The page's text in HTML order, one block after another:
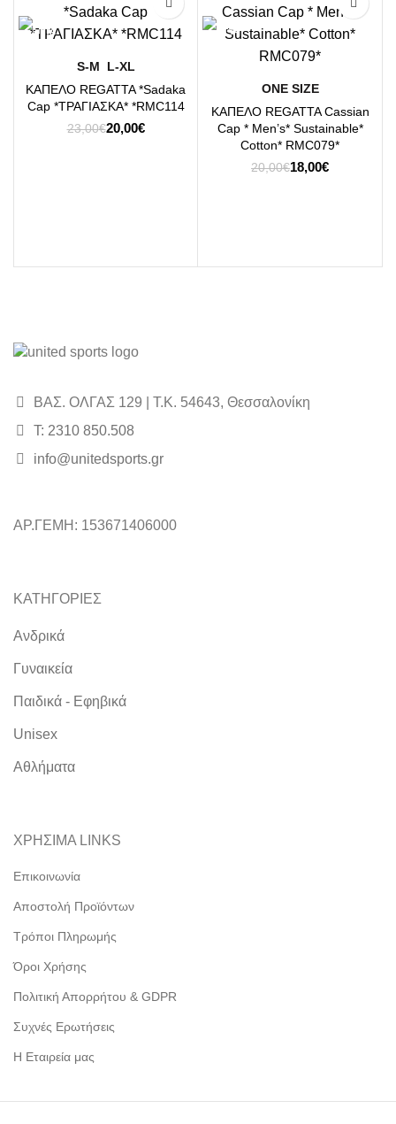
S-M
L-XL
ΚΑΠΕΛΟ REGATTA *Sadaka
Cap *ΤΡΑΓΙΑΣΚΑ* *RMC114
23,00€Original
20,00€Η
ΟΝΕ SΙΖΕ
ΚΑΠΕΛΟ REGATTA Cassian
Cap * Men’s* Sustainable*
Cotton* RMC079*
20,00€Original
18,00€Η
ΒΑΣ. ΟΛΓΑΣ 129 | Τ.Κ. 54643, Θεσσαλονίκη
Τ: 2310 850.508
info@unitedsports.gr
ΑΡ.ΓΕΜΗ: 153671406000
ΚΑΤΗΓΟΡΙΕΣ
Ανδρικά
Γυναικεία
Παιδικά - Εφηβικά
Unisex
Αθλήματα
ΧΡΗΣΙΜΑ LINKS
Επικοινωνία
Αποστολή Προϊόντων
Τρόποι Πληρωμής
Όροι Χρήσης
Πολιτική Απορρήτου & GDPR
Συχνές Ερωτήσεις
Η Εταιρεία μας